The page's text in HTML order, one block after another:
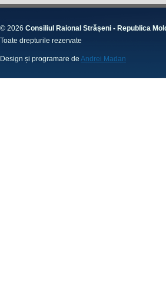
© 2026 Consiliul Raional Strășeni - Republica
Toate drepturile rezervate
Design și programare de Andrei Madan